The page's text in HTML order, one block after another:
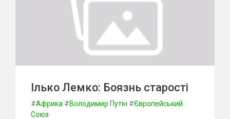
Ілько Лемко: Боязнь старості
#Африка #Володимир Путін #Європейський
Союз